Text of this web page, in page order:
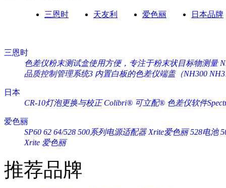
三恩时 天友利 爱色丽 日本品牌
三恩时
色差仪粉末测试盒使用方便，专注于粉末状目标物测量
品质控制管理系统3 内置白板的色差仪端盖（NH300
日本
CR-10灯泡更换与校正 Colibri® 可立配® 色差仪软件
爱色丽
SP60 62 64/528 500系列电源适配器 Xrite爱色丽 528电池
Xrite 爱色丽
推荐品牌